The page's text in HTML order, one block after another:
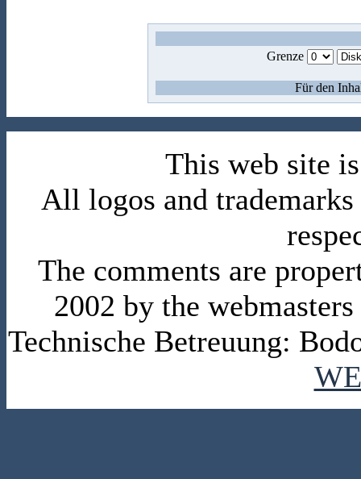
Grenze
Für den
This web site
All logos and
The comments are
2002 by the
Technische Betreuung: